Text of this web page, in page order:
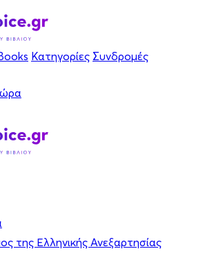
Κατηγορίες Συνδρομές
της Ελληνικής Ανεξαρτησίας